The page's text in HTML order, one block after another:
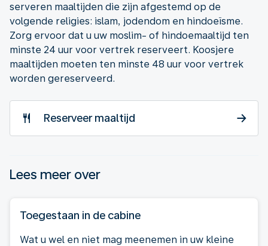
serveren maaltijden die zijn afgestemd op de
volgende religies: islam, jodendom en hindoeïsme.
Zorg ervoor dat u uw moslim- of hindoemaaltijd ten
minste 24 uur voor vertrek reserveert. Koosjere
maaltijden moeten ten minste 48 uur voor vertrek
worden gereserveerd.
Reserveer maaltijd
Lees meer over
Toegestaan in de cabine
Wat u wel en niet mag meenemen in uw kleine